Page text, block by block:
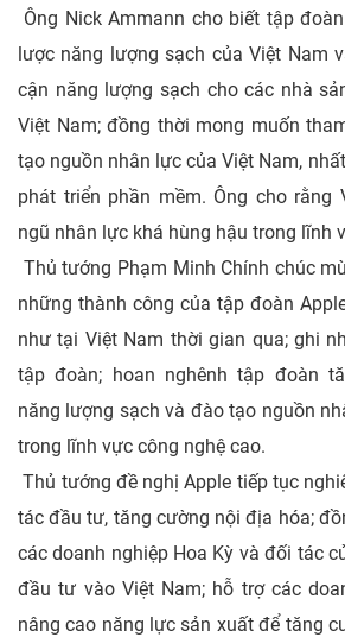
Ông Nick Ammann cho biết tập
lược năng lượng sạch của Việt Nam
cận năng lượng sạch cho các nhà
Việt Nam; đồng thời mong muốn
tạo nguồn nhân lực của Việt Nam,
phát triển phần mềm. Ông cho rằng
ngũ nhân lực khá hùng hậu trong lĩnh
Thủ tướng Phạm Minh Chính chúc
những thành công của tập đoàn
như tại Việt Nam thời gian qua; ghi
tập đoàn; hoan nghênh tập đoàn
năng lượng sạch và đào tạo nguồn
trong lĩnh vực công nghệ cao.
Thủ tướng đề nghị Apple tiếp tục
tác đầu tư, tăng cường nội địa hóa;
các doanh nghiệp Hoa Kỳ và đối tác
đầu tư vào Việt Nam; hỗ trợ các
nâng cao năng lực sản xuất để tăng